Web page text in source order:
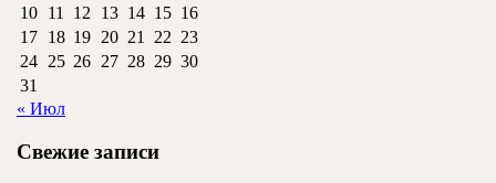
10 11 12 13 14 15 16
17 18 19 20 21 22 23
24 25 26 27 28 29 30
31
« Июл
Свежие записи